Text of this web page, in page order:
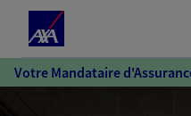
Votre Mandataire